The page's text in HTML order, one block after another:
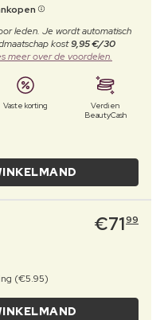
leden. Je wordt automatisch
kost9,95 €/30
meer over de voordelen.
Vaste korting
Verdien
BeautyCash
€7199
(€5.95)